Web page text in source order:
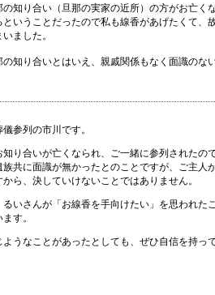
の知り合い（旦那の実家の近所）の方がお亡く
ということだったので私も線香があげたくて、
ました。
の知り合いとはいえ、親戚関係もなく面識のな
参列の市川です。
知り合いが亡くなられ、ご一緒に参列されたので
族共に面識が無かったとのことですが、ご主人
ら、決していけないことではありません。
るいさんが「お線香を手向けたい」を思われた
す。
うなことがあったとしても、ぜひ自信を持っ